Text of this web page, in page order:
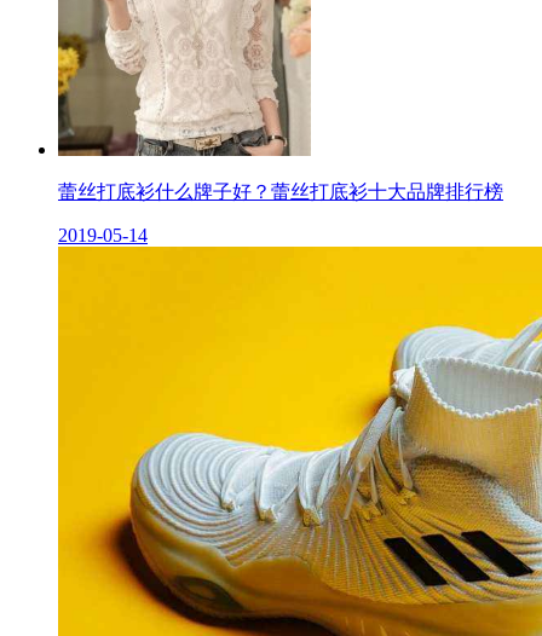
蕾丝打底衫什么牌子好？蕾丝打底衫十大品牌排行榜
2019-05-14